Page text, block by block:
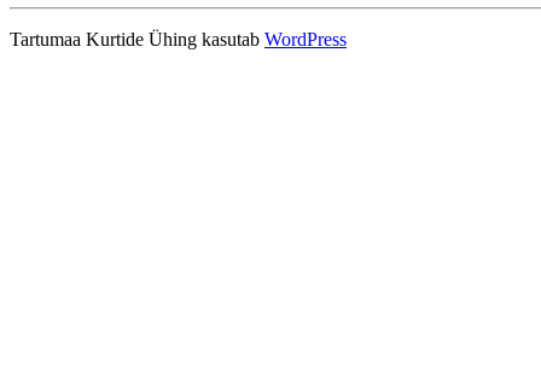
Tartumaa Kurtide Ühing kasutab WordPress